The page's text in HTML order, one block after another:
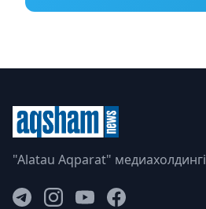
"Alatau Aqparat" медиахолдингі